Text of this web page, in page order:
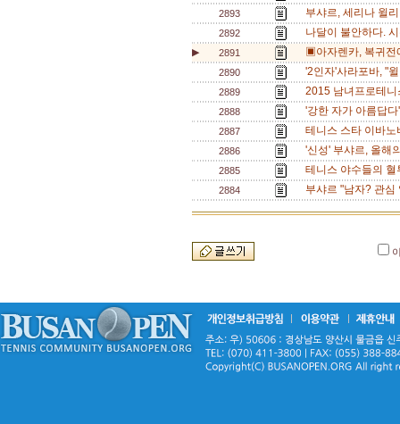
2893 부샤르, 세리나 윌
2892 나달이 불안하다.
▶ 2891 ▣아자렌카, 복귀전
2890 '2인자'사라포바, "
2889 2015 남녀프로테
2888 '강한 자가 아름답
2887 테니스 스타 이바
2886 '신성' 부샤르, 올해
2885 테니스 야수들의
2884 부샤르 "남자? 관